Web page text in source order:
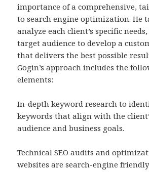
importance of a comprehensive,
to search engine optimization. He
analyze each client’s specific
target audience to develop a
that delivers the best possible
Gogin’s approach includes the
elements:
In-depth keyword research to
keywords that align with the
audience and business goals.
Technical SEO audits and
websites are search-engine